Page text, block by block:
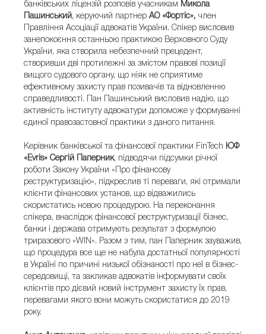
банківських ліцензій розповів учасникам Микола
Пашинський, керуючий партнер АО «Фортіс», член
Правління Асоціації адвокатів України. Спікер висловив
занепокоєння останньою практикою Верховного Суду
України, яка створила небезпечний прецедент,
створивши дві протилежні за змістом правові позиції
вищого судового органу, що ніяк не сприятиме
ефективному захисту прав позивачів та відновленню
справедливості. Пан Пашинський висловив надію, що
активність інституту адвокатури допоможе у формуванні
єдиної правозастовної практики з даного питання.
Керівник банківської та фінансової практики FinTech ЮФ
«Evris» Сергій Паперник, підводячи підсумки річної
роботи Закону України «Про фінансову
реструктуризацію», підкреслив ті переваги, які отримали
клієнти фінансових установ, що відважились
скористатись новою процедурою. На переконання
спікера, внаслідок фінансової реструктуризації бізнес,
банки і держава отримують результат з формулою
триразового «WIN». Разом з тим, пан Паперник зауважив,
що процедура все ще не набула достатньої популярності
в Україні по причині низької обізнаності про неї в бізнес-
середовищі, та закликав адвокатів інформувати своїх
клієнтів про дієвий новий інструмент захисту їх прав,
перевагами якого вони можуть скористатися до 2019
року.